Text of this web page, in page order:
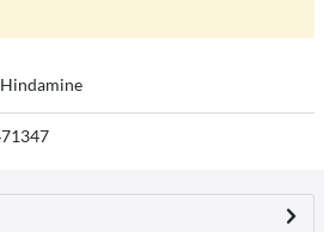
Hindamine